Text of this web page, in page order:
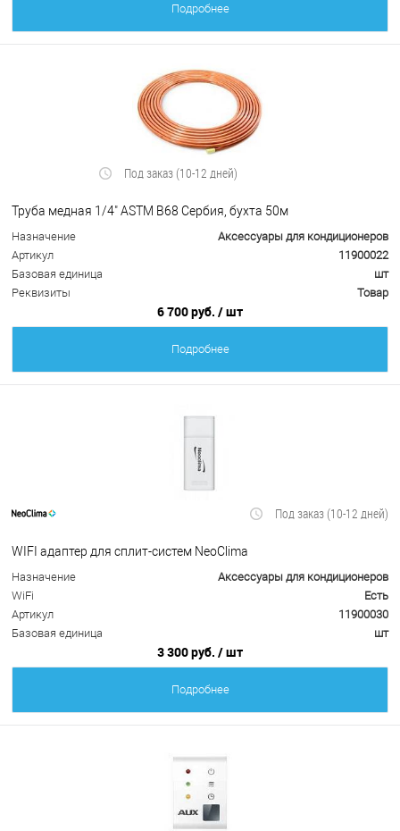
Подробнее
Под заказ (10-12 дней)
Труба медная 1/4" ASTM B68 Сербия, бухта 50м
Назначение
Аксессуары для кондиционеров
Артикул
11900022
Базовая единица
шт
Реквизиты
Товар
6 700 руб. / шт
Подробнее
Под заказ (10-12 дней)
WIFI адаптер для сплит-систем NeoClima
Назначение
Аксессуары для кондиционеров
WiFi
Есть
Артикул
11900030
Базовая единица
шт
3 300 руб. / шт
Подробнее